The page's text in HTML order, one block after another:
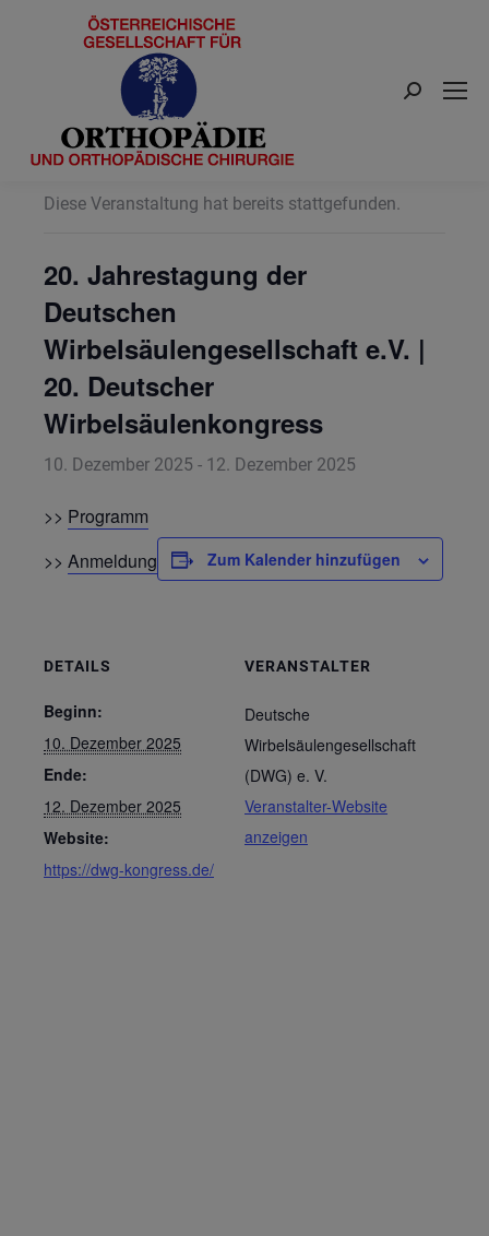
Search:
« Alle Veranstaltungen
Diese Veranstaltung hat bereits stattgefunden.
20. Jahrestagung der
Deutschen
Wirbelsäulengesellschaft e.V. |
20. Deutscher
Wirbelsäulenkongress
10. Dezember 2025 - 12. Dezember 2025
>> Programm
>> Anmeldung Zum Kalender hinzufügen
DETAILS
Beginn:
10. Dezember 2025
Ende:
12. Dezember 2025
Website:
https://dwg-kongress.de/
VERANSTALTER
Deutsche
Wirbelsäulengesellschaft
(DWG) e. V.
Veranstalter-Website
anzeigen